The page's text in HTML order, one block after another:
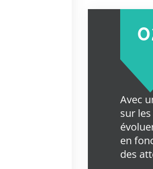
Avec
sur
en
des